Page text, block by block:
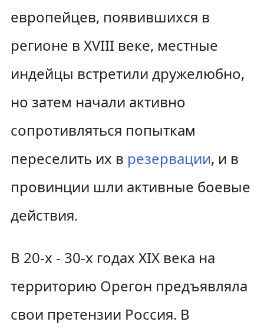
европейцев, появившихся в
регионе в XVIII веке, местные
индейцы встретили дружелюбно,
но затем начали активно
сопротивляться попыткам
переселить их в резервации, и в
провинции шли активные боевые
действия.
В 20-х - 30-х годах XIX века на
территорию Орегон предъявляла
свои претензии Россия. В